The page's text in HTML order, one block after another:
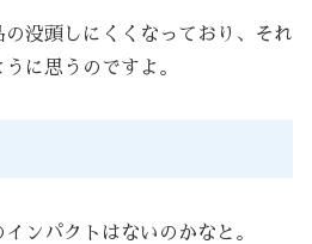
没頭しにくくなっており、それ
に思うのですよ。
ンパクトはないのかなと。